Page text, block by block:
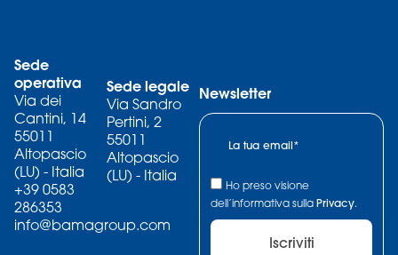
Sede
operativa
Via dei
Cantini, 14
55011
Altopascio
(LU) - Italia
+39 0583
286353
info@bamagroup.com
Sede legale
Via Sandro
Pertini, 2
55011
Altopascio
(LU) - Italia
Newsletter
Ho preso visione
dell’informativa sulla Privacy.
Iscriviti